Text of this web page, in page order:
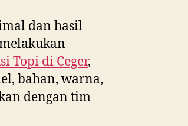
dan hasil
Topi di Ceger,
bahan, warna,
dengan tim